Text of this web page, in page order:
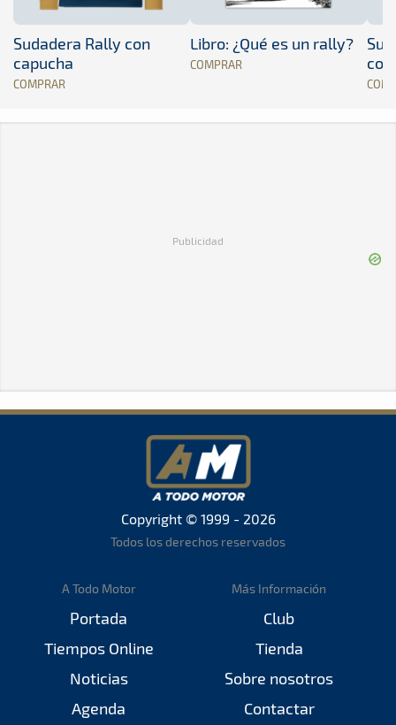
Sudadera Rally con
capucha
COMPRAR
Libro: ¿Qué es un rally?
COMPRAR
Publicidad
Copyright © 1999 - 2026
Todos los derechos reservados
A Todo Motor
Portada
Tiempos Online
Noticias
Agenda
Más Información
Club
Tienda
Sobre nosotros
Contactar